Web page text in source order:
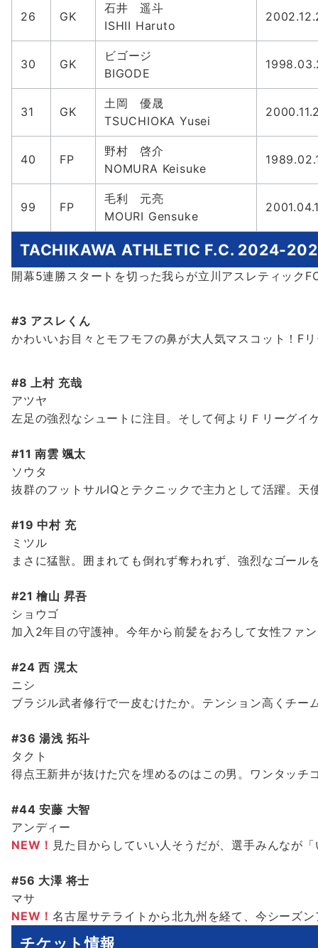
26 GK
石井 遥斗
ISHII Haruto
30 GK
ビゴージ
BIGODE
31 GK
土岡 優晟
TSUCHIOKA Yusei
40 FP
野村 啓介
NOMURA Keisuke
99 FP
毛利 元亮
MOURI Gensuke
TACHIKAWA ATHLETIC F.C. 2024-
開幕5連勝スタートを切った我らが立川アスレティック
#3 アスレくん
かわいいお目々とモフモフの鼻が大人気マスコット！F
#8 上村 充哉
アツヤ
左足の強烈なシュートに注目。そして何よりＦリーグ
#11 南雲 颯太
ソウタ
抜群のフットサルIQとテクニックで主力として活躍。
#19 中村 充
ミツル
まさに猛獣。囲まれても倒れず奪われず、強烈なゴール
#21 檜山 昇吾
ショウゴ
加入2年目の守護神。今年から前髪をおろして女性ファ
#24 西 滉太
ニシ
ブラジル武者修行で一皮むけたか。テンション高くチ
#36 湯浅 拓斗
タクト
得点王新井が抜けた穴を埋めるのはこの男。ワンタッ
#44 安藤 大智
アンディー
NEW！ 見た目からしていい人そうだが、選手みんなが
#56 大澤 将士
マサ
NEW！名古屋サテライトから北九州を経て、今シーズ
チケット情報